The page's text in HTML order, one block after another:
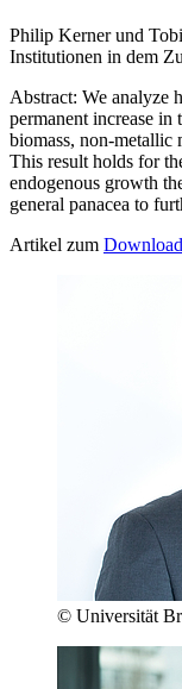
Philip Kerner und
Institutionen in dem
Abstract: We analyze
permanent increase
biomass, non-metallic
This result holds for
endogenous growth
general panacea to
Artikel zum Download
© Universität